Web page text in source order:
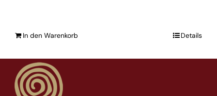
In den Warenkorb Details